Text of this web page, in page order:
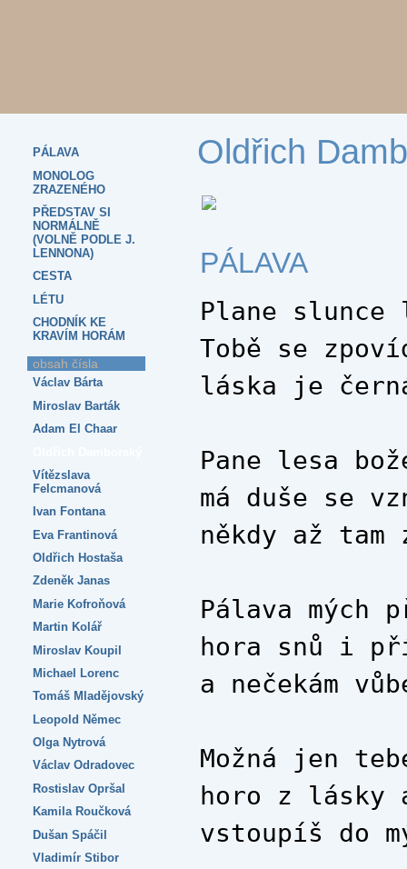
PÁLAVA
MONOLOG
ZRAZENÉHO
PŘEDSTAV SI
NORMÁLNĚ
(VOLNĚ PODLE J.
LENNONA)
CESTA
LÉTU
CHODNÍK KE
KRAVÍM HORÁM
obsah čísla
Václav Bárta
Miroslav Barták
Adam El Chaar
Vítězslava
Felcmanová
Ivan Fontana
Eva Frantinová
Oldřich Hostaša
Zdeněk Janas
Marie Kofroňová
Martin Kolář
Miroslav Koupil
Michael Lorenc
Tomáš Mladějovský
Leopold Němec
Olga Nytrová
Václav Odradovec
Rostislav Opršal
Kamila Roučková
Dušan Spáčil
Vladimír Stibor
Oldřich
PÁLAVA
Plane
Tobě se
láska je
Pane lesa
má duše se
někdy až tam
Pálava mých
hora snů i
a nečekám
Možná jen
horo z lásky
vstoupíš do